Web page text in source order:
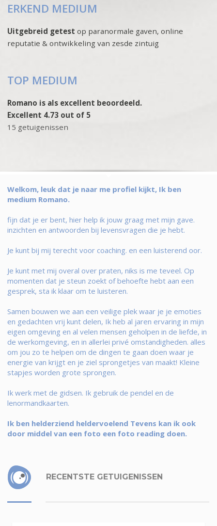
ERKEND MEDIUM
Uitgebreid getest op paranormale gaven, online
reputatie & ontwikkeling van zesde zintuig
TOP MEDIUM
Romano is als excellent beoordeeld.
Excellent 4.73 out of 5
15 getuigenissen
Welkom, leuk dat je naar me profiel kijkt, Ik ben
medium Romano.
fijn dat je er bent, hier help ik jouw graag met mijn gave.
inzichten en antwoorden bij levensvragen die je hebt.
Je kunt bij mij terecht voor coaching. en een luisterend oor.
Je kunt met mij overal over praten, niks is me teveel. Op
momenten dat je steun zoekt of behoefte hebt aan een
gesprek, sta ik klaar om te luisteren.
Samen bouwen we aan een veilige plek waar je je emoties
en gedachten vrij kunt delen, Ik heb al jaren ervaring in mijn
eigen omgeving en al velen mensen geholpen in de liefde, in
de werkomgeving, en in allerlei privé omstandigheden. alles
om jou zo te helpen om de dingen te gaan doen waar je
energie van krijgt en je ziel sprongetjes van maakt! Kleine
stapjes worden grote sprongen.
Ik werk met de gidsen. Ik gebruik de pendel en de
lenormandkaarten.
Ik ben helderziend heldervoelend Tevens kan ik ook
door middel van een foto een foto reading doen.
RECENTSTE GETUIGENISSEN